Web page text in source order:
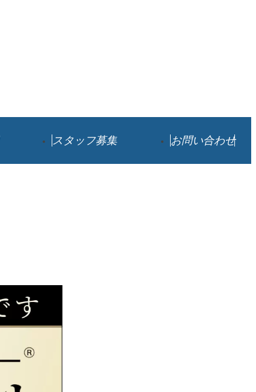
スタッフ募集 お問い合わせ